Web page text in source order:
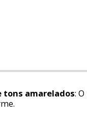
tons amarelados: